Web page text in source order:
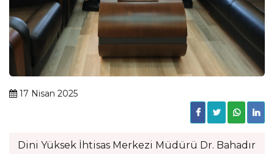
17 Nisan 2025
Dini Yüksek İhtisas Merkezi Müdürü Dr. Bahadır